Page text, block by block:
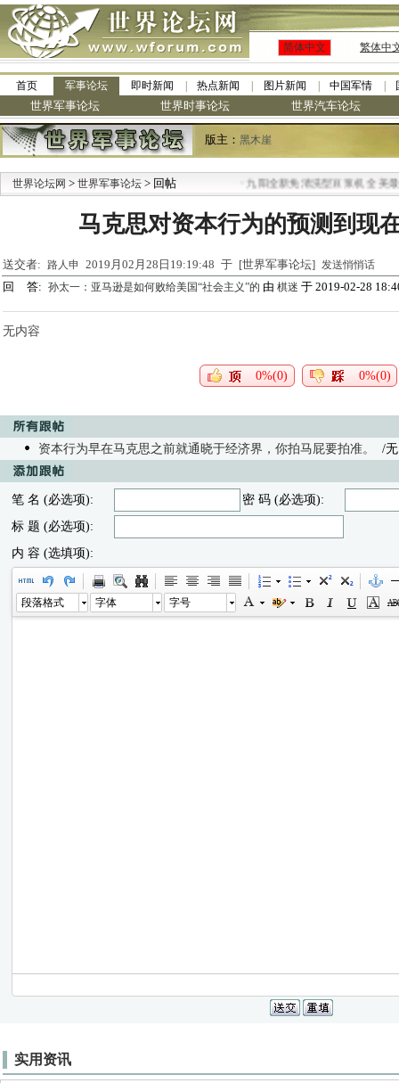
简体中文 繁体中
首页 军事论坛 即时新闻 热点新闻 图片新闻 中国军情
世界军事论坛 世界时事论坛 世界汽车论坛
版主： 黑木崖
世界论坛网 > 世界军事论坛 > 回帖 九阳全新免清洗型豆浆机 全美最低
马克思对资本行为的预测到现
送交者: 路人申 2019月02月28日19:19:48 于 [世界军事论坛] 发送悄悄话
回 答: 孙太一：亚马逊是如何败给美国“社会主义”的 由 棋迷 于 2019-02-28
无内容
0%(0) 0%(0)
资本行为早在马克思之前就通晓于经济界，你拍马屁要拍准。 /
笔 名 (必选项):
密 码 (必选项):
标 题 (必选项):
内 容 (选填项):
段落格式 字体 字号
实用资讯